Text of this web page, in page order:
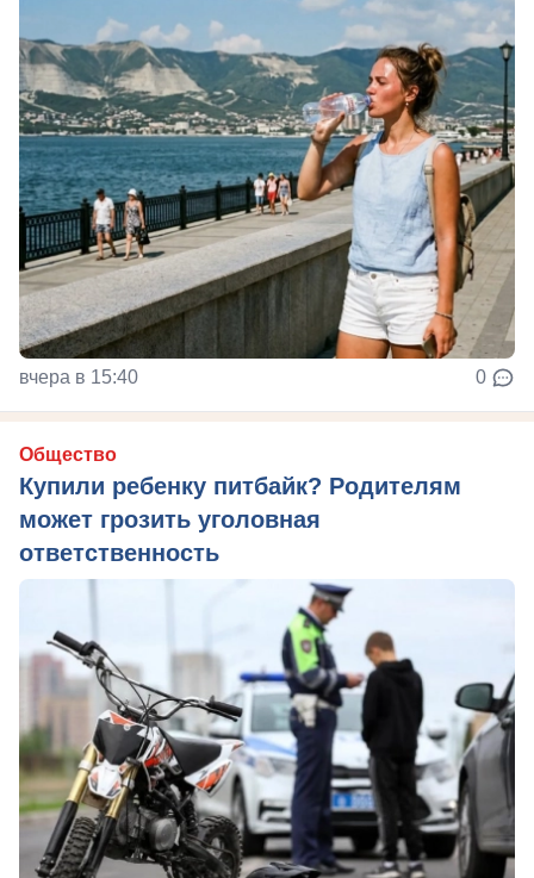
вчера в 15:40 0
Общество
Купили ребенку питбайк? Родителям
может грозить уголовная
ответственность